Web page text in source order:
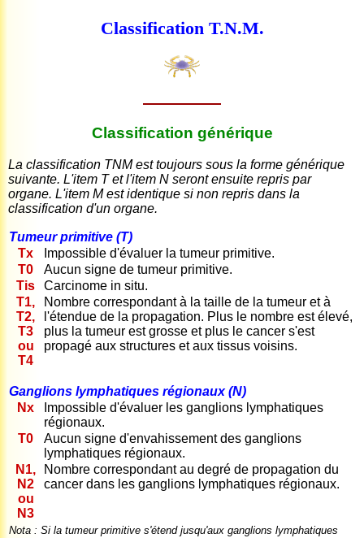
Classification T.N.M.
Classification générique
La classification TNM est toujours sous la forme générique
suivante. L'item T et l'item N seront ensuite repris par
organe. L'item M est identique si non repris dans la
classification d'un organe.
Tumeur primitive (T)
Tx
Impossible d'évaluer la tumeur primitive.
T0
Aucun signe de tumeur primitive.
Tis
Carcinome in situ.
T1,
T2,
T3
ou
T4
Nombre correspondant à la taille de la tumeur et à
l'étendue de la propagation. Plus le nombre est élevé,
plus la tumeur est grosse et plus le cancer s'est
propagé aux structures et aux tissus voisins.
Ganglions lymphatiques régionaux (N)
Nx
Impossible d'évaluer les ganglions lymphatiques
régionaux.
T0
Aucun signe d'envahissement des ganglions
lymphatiques régionaux.
N1,
N2
ou
N3
Nombre correspondant au degré de propagation du
cancer dans les ganglions lymphatiques régionaux.
Nota : Si la tumeur primitive s'étend jusqu'aux ganglions lymphatiques